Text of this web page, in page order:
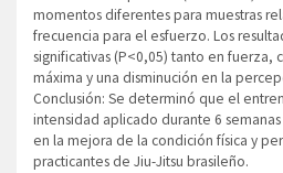
momentos diferentes para muestras
frecuencia para el esfuerzo. Los
significativas (P<0,05) tanto en fuerza,
máxima y una disminución en la
Conclusión: Se determinó que el
intensidad aplicado durante 6
en la mejora de la condición física y
practicantes de Jiu-Jitsu brasileño.